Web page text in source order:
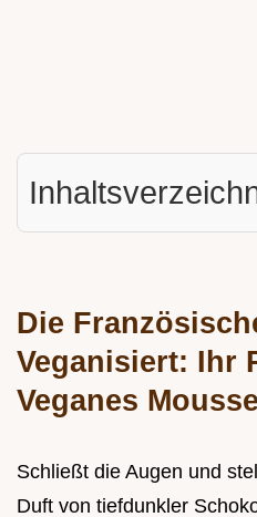
Die
Veganisiert: Ihr
Veganes
Schließt die Augen und
Duft von tiefdunkler